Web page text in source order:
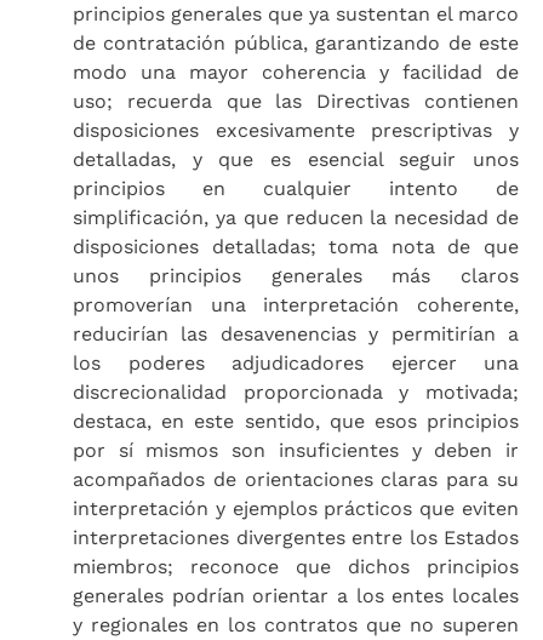
principios generales que ya sustentan el marco
de contratación pública, garantizando de este
modo una mayor coherencia y facilidad de
uso; recuerda que las Directivas contienen
disposiciones excesivamente prescriptivas y
detalladas, y que es esencial seguir unos
principios en cualquier intento de
simplificación, ya que reducen la necesidad de
disposiciones detalladas; toma nota de que
unos principios generales más claros
promoverían una interpretación coherente,
reducirían las desavenencias y permitirían a
los poderes adjudicadores ejercer una
discrecionalidad proporcionada y motivada;
destaca, en este sentido, que esos principios
por sí mismos son insuficientes y deben ir
acompañados de orientaciones claras para su
interpretación y ejemplos prácticos que eviten
interpretaciones divergentes entre los Estados
miembros; reconoce que dichos principios
generales podrían orientar a los entes locales
y regionales en los contratos que no superen